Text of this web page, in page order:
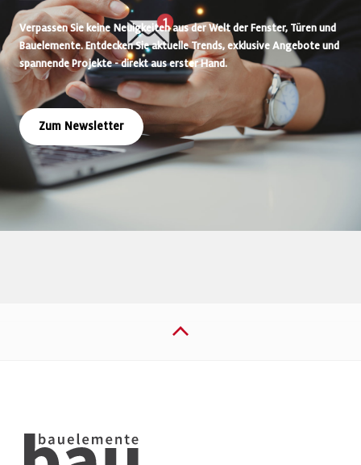
Verpassen Sie keine Neuigkeiten aus der Welt der Fenster, Türen und
Bauelemente. Entdecken Sie aktuelle Trends, exklusive Angebote und
spannende Projekte - direkt aus erster Hand.
Zum Newsletter